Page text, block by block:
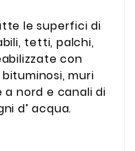
le superfici di
tetti, palchi,
con
muri
nord e canali di
d’ acqua.